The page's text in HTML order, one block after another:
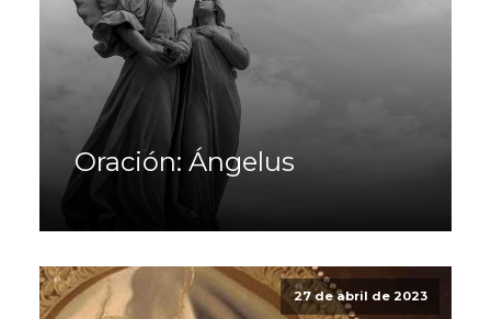
Oración: Ángelus
27 de abril de 2023